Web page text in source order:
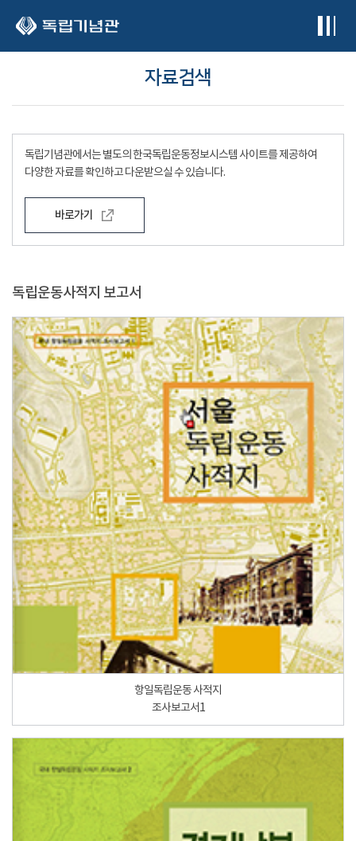
자료검색
독립기념관에서는 별도의 한국독립운동정보시스템 사이트를 제공하여
다양한 자료를 확인하고 다운받으실 수 있습니다.
바로가기
독립운동사적지 보고서
항일독립운동 사적지
조사보고서1